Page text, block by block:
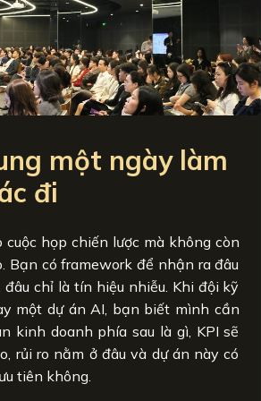
cuộc họp chiến lược mà không còn
Bạn có framework để nhận ra đâu
chỉ là tín hiệu nhiễu. Khi đội kỹ
một dự án AI, bạn biết mình cần
kinh doanh phía sau là gì, KPI sẽ
rủi ro nằm ở đâu và dự án này có
tiên không.
một ngày làm
đi